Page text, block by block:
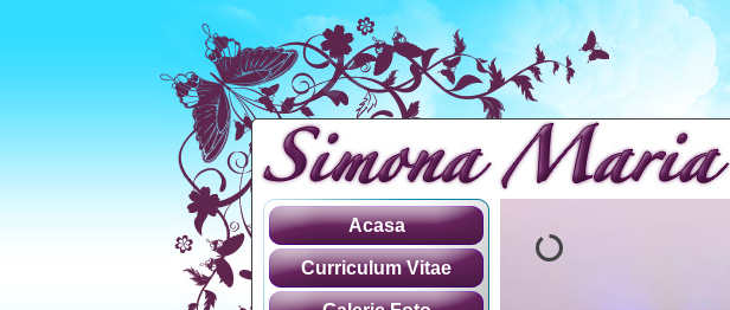
Acasa
Curriculum Vitae